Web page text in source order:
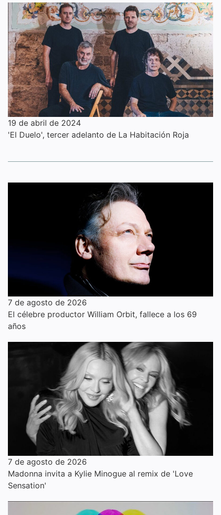
19 de abril de 2024
'El Duelo', tercer adelanto de La Habitación Roja
7 de agosto de 2026
El célebre productor William Orbit, fallece a los 69
años
7 de agosto de 2026
Madonna invita a Kylie Minogue al remix de 'Love
Sensation'